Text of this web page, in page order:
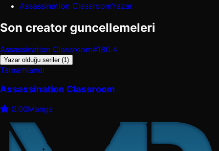
Assassination ClassroomYazar
Son creator guncellemeleri
Assassination Classroom#180.4
Yazar olduğu seriler (1)
Tamamlandı
Assassination Classroom
0.00Manga